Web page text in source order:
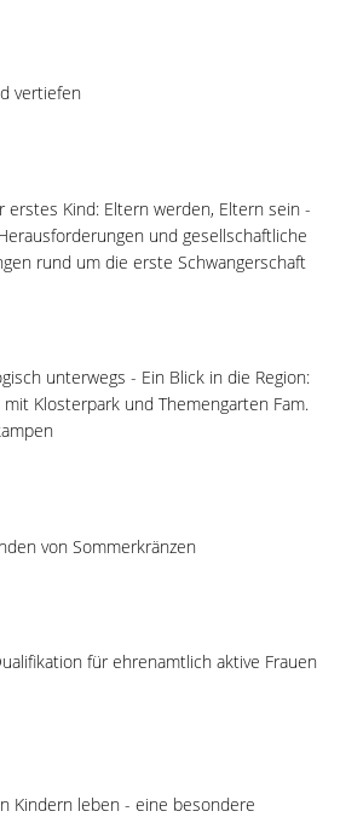
vertiefen
erstes Kind: Eltern werden, Eltern sein -
und gesellschaftliche
rund um die erste Schwangerschaft
unterwegs - Ein Blick in die Region:
Klosterpark und Themengarten Fam.
von Sommerkränzen
für ehrenamtlich aktive Frauen
Kindern leben - eine besondere